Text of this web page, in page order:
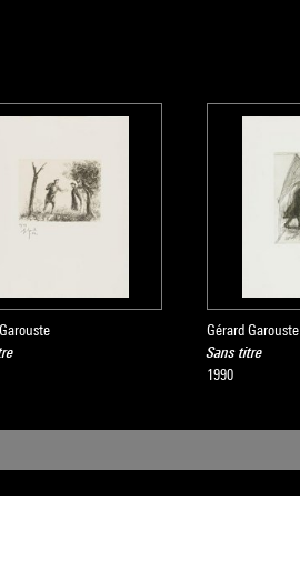
Gérard Garouste
Sans titre
1990